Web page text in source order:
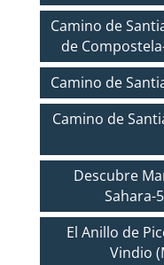
Camino de
de
Camino de
Camino de
Descubre
Sahara-
El Anillo de
Vindio